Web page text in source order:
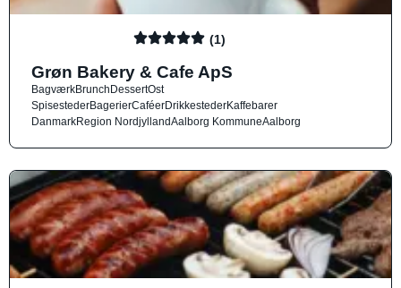
(1)
Grøn Bakery & Cafe ApS
BagværkBrunchDessertOst
SpisestederBagerierCaféerDrikkestederKaffebarer
DanmarkRegion NordjyllandAalborg KommuneAalborg